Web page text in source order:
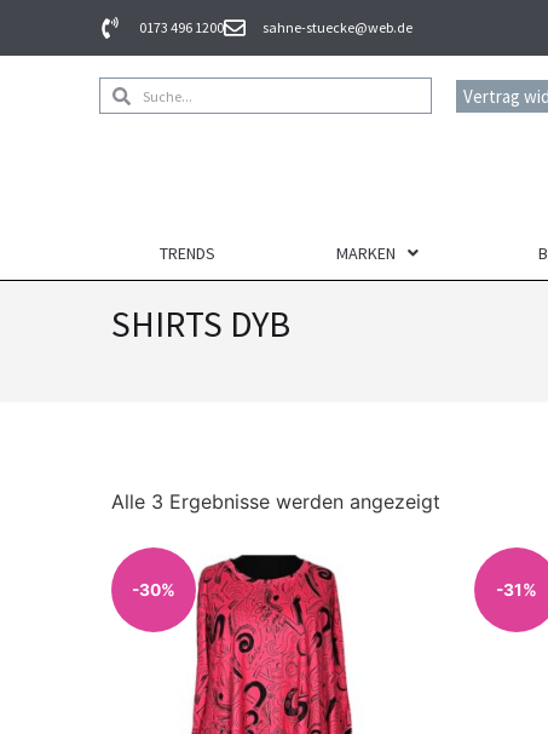
0173 496 1200 sahne-stuecke@web.de
Vertrag
TRENDS MARKEN
SHIRTS DYB
Alle 3 Ergebnisse werden angezeigt
-30% -31%